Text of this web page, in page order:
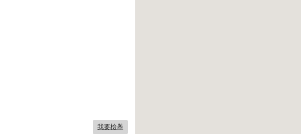
我要檢舉